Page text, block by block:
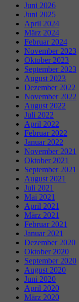
Juni 2026
Juni 2025
April 2024
März 2024
Februar 2024
November 2023
Oktober 2023
September 2023
August 2023
Dezember 2022
November 2022
August 2022
Juli 2022
April 2022
Februar 2022
Januar 2022
November 2021
Oktober 2021
September 2021
August 2021
Juli 2021
Mai 2021
April 2021
März 2021
Februar 2021
Januar 2021
Dezember 2020
Oktober 2020
September 2020
August 2020
Juni 2020
April 2020
März 2020